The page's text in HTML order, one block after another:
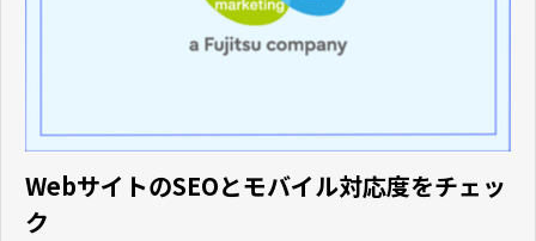
WebサイトのSEOとモバイル対応度をチェッ
ク